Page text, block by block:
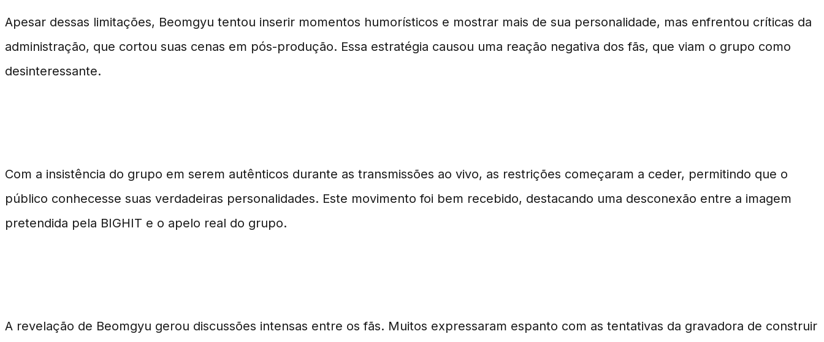
Apesar dessas limitações, Beomgyu tentou inserir momentos humorísticos e mostrar mais de sua personalidade, mas enfrentou críticas da
administração, que cortou suas cenas em pós-produção. Essa estratégia causou uma reação negativa dos fãs, que viam o grupo como
desinteressante.
Com a insistência do grupo em serem autênticos durante as transmissões ao vivo, as restrições começaram a ceder, permitindo que o
público conhecesse suas verdadeiras personalidades. Este movimento foi bem recebido, destacando uma desconexão entre a imagem
pretendida pela BIGHIT e o apelo real do grupo.
A revelação de Beomgyu gerou discussões intensas entre os fãs. Muitos expressaram espanto com as tentativas da gravadora de construir